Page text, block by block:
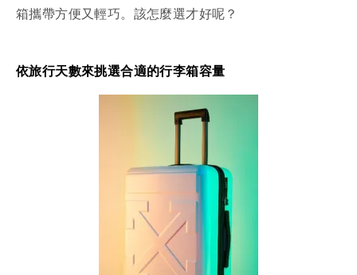
箱攜帶方便又輕巧。該怎麼選才好呢？
依旅行天數來挑選合適的行李箱容量